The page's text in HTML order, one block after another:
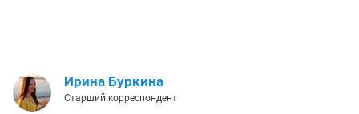
Ирина Буркина
Старший корреспондент